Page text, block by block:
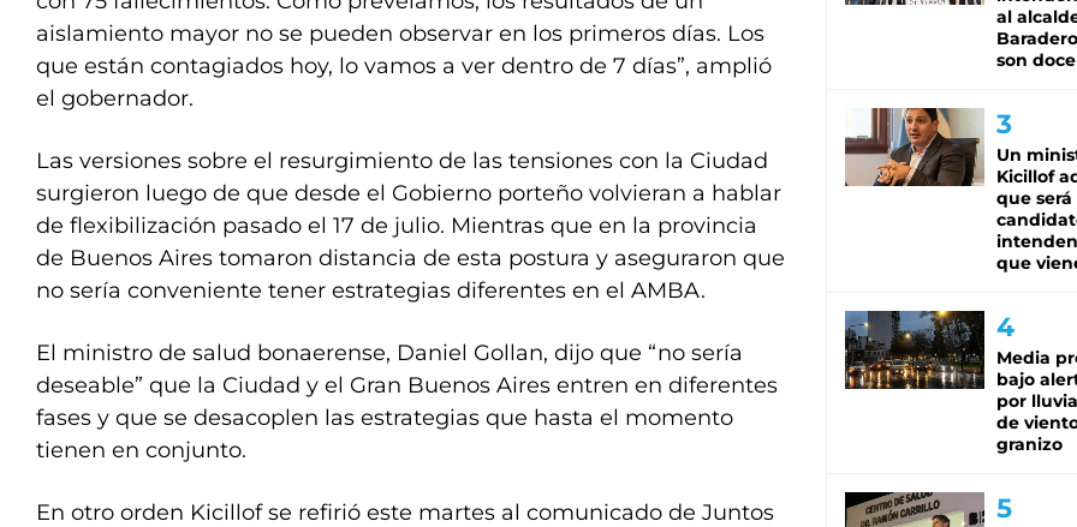
aislamiento mayor no se pueden observar en los primeros días. Los
que están contagiados hoy, lo vamos a ver dentro de 7 días”, amplió
el gobernador.
Las versiones sobre el resurgimiento de las tensiones con la Ciudad
surgieron luego de que desde el Gobierno porteño volvieran a hablar
de flexibilización pasado el 17 de julio. Mientras que en la provincia
de Buenos Aires tomaron distancia de esta postura y aseguraron que
no sería conveniente tener estrategias diferentes en el AMBA.
El ministro de salud bonaerense, Daniel Gollan, dijo que “no sería
deseable” que la Ciudad y el Gran Buenos Aires entren en diferentes
fases y que se desacoplen las estrategias que hasta el momento
tienen en conjunto.
En otro orden Kicillof se refirió este martes al comunicado de Juntos
al
son doce
Un
Kicillof
que será
que
Media
bajo
por
de
granizo